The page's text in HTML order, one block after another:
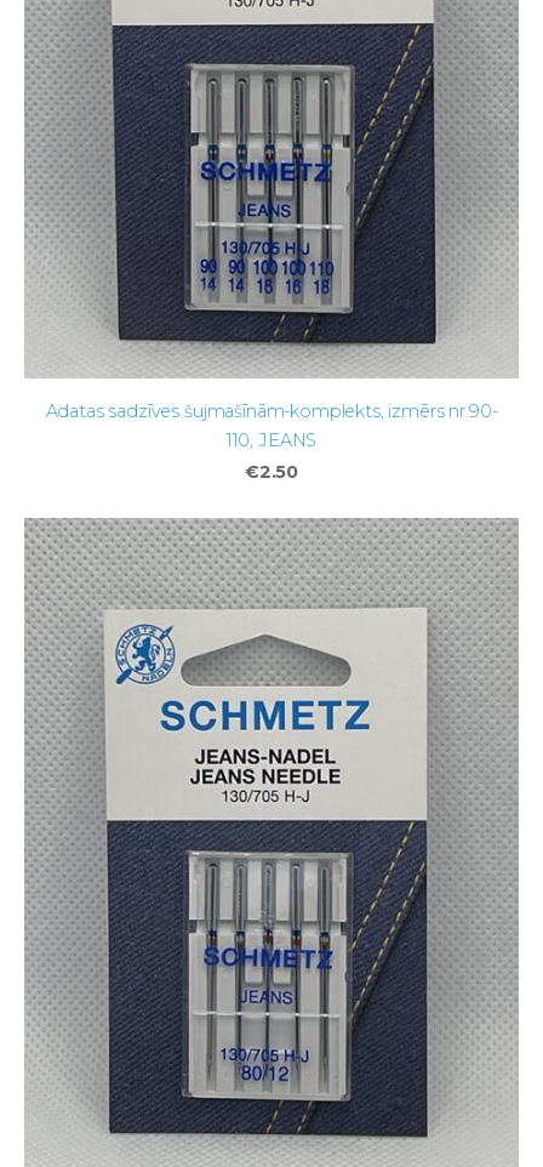
Adatas sadzīves šujmašīnām-komplekts, izmērs nr.90-
110, JEANS
€2.50